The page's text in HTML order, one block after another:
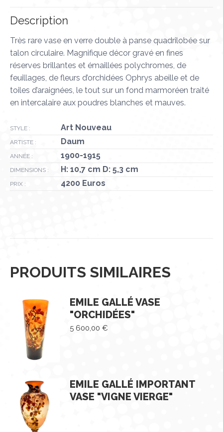
Description
Très rare vase en verre double à panse quadrilobée sur
talon circulaire. Magnifique décor gravé en fines
réserves brillantes et émaillées polychromes, de
feuillages, de fleurs d’orchidées Ophrys abeille et de
toiles d’araignées, le tout sur un fond marmoréen traité
en intercalaire aux poudres blanches et mauves.
STYLE : Art Nouveau
ARTISTE : Daum
ANNÉE : 1900-1915
DIMENSIONS : H: 10,7 cm D: 5,3 cm
PRIX : 4200 Euros
PRODUITS SIMILAIRES
EMILE GALLÉ VASE
"ORCHIDÉES"
5 600,00 €
EMILE GALLÉ IMPORTANT
VASE "VIGNE VIERGE"